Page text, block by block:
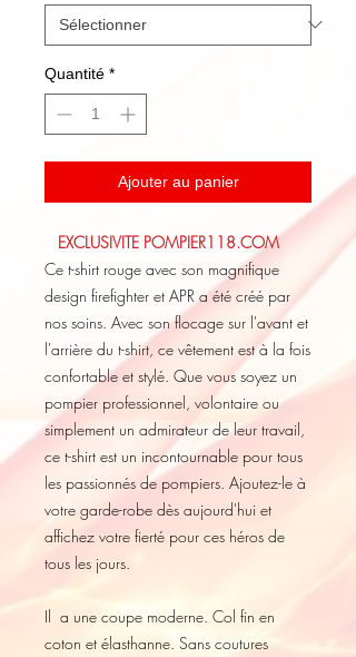
Quantité *
Ajouter au panier
EXCLUSIVITE POMPIER118.COM
Ce t-shirt rouge avec son magnifique
design firefighter et APR a été créé par
nos soins. Avec son flocage sur l'avant et
l'arrière du t-shirt, ce vêtement est à la fois
confortable et stylé. Que vous soyez un
pompier professionnel, volontaire ou
simplement un admirateur de leur travail,
ce t-shirt est un incontournable pour tous
les passionnés de pompiers. Ajoutez-le à
votre garde-robe dès aujourd'hui et
affichez votre fierté pour ces héros de
tous les jours.
Il a une coupe moderne. Col fin en
coton et élasthanne. Sans coutures